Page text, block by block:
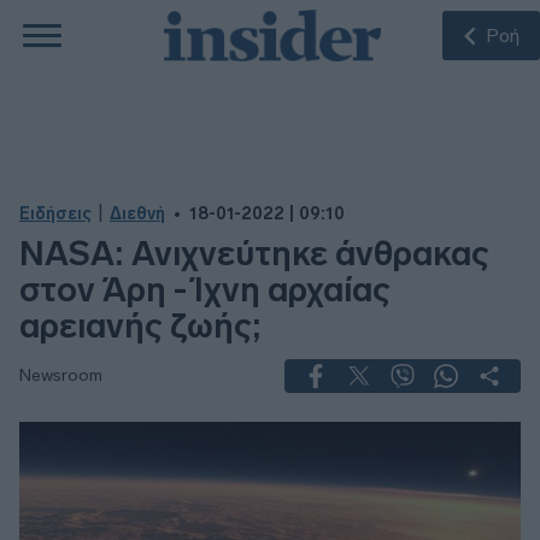
Ροή
Ειδήσεις Διεθνή 18-01-2022 | 09:10
NASA: Ανιχνεύτηκε άνθρακας
στον Άρη - Ίχνη αρχαίας
αρειανής ζωής;
Newsroom